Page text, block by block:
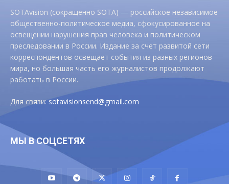
SOTAvision (сокращенно SOTA) — российское независимое
общественно-политическое медиа, сфокусированное на
освещении нарушения прав человека и политическом
преследовании в России. Издание за счет развитой сети
корреспондентов освещает события из разных регионов
мира, но большая часть его журналистов продолжают
работать в России.
Для связи:sotavisionsend@gmail.com
МЫ В СОЦСЕТЯХ